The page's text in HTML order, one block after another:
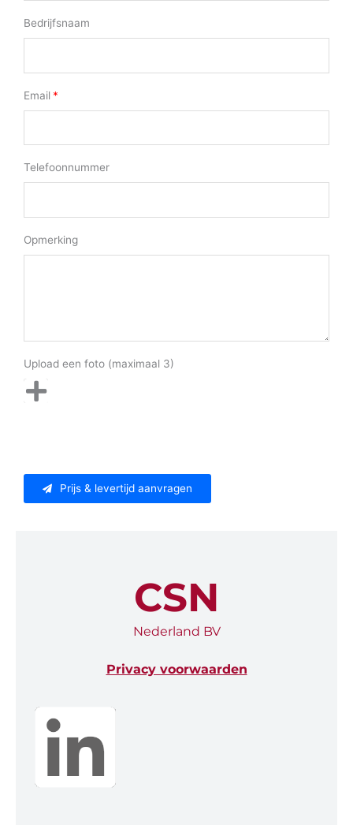
Bedrijfsnaam
Email
Telefoonnummer
Opmerking
Upload een foto (maximaal 3)
Prijs & levertijd aanvragen
CSN
Nederland BV
Privacy voorwaarden